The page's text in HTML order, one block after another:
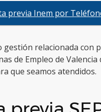
previa Inem por
relacionada con
de Empleo de Valencia
que seamos atendidos.